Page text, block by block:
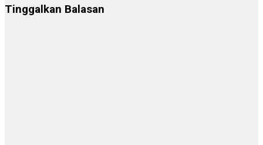
Tinggalkan Balasan